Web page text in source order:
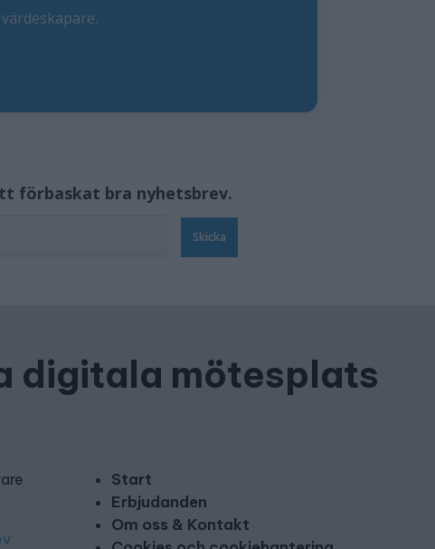
förbaskat bra nyhetsbrev.
Skicka
digitala mötesplats
Start
Erbjudanden
Om oss & Kontakt